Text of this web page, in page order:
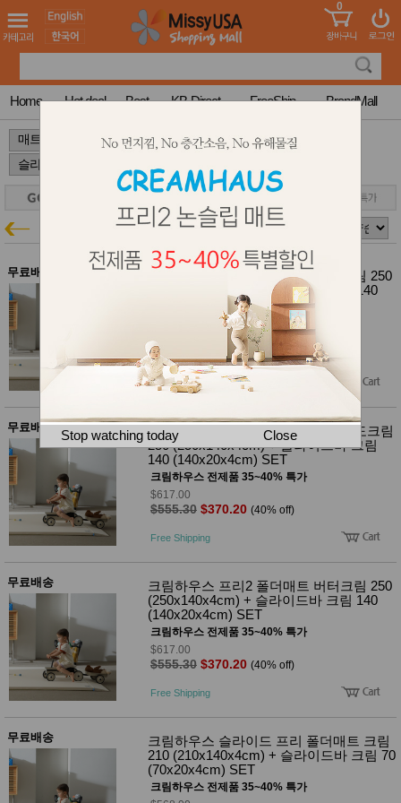
도 어린이
청소년
컬러링
북
한국학
습지
미국학
습지
고국배
건 홍삼전
드
품
Diet/여
성용품
메이크
어/염색
바디케
어/향수
남성화
장품
품
전
자
주방가
전
계절/생
활가전
건강가
전
주
방
명품식
기브랜
보관용
기
조리용
주방소
MissyShop
Login
0
Home Hot deal Best KB-Direct FreeShip BrandMall
Stop watching today Close
> >
슬라이드바 세트 매트특가
무료배송
크림하우스 프리2 폴더매트 모카크림 250
(250x140x4cm) + 슬라이드바 크림 140
(140x20x4cm) SET
크림하우스 전제품 35~40% 특가
$617.00
$555.30 $370.20 (40% off)
Free Shipping
무료배송
크림하우스 프리2 폴더매트 아보카도크림
250 (250x140x4cm) + 슬라이드바 크림
140 (140x20x4cm) SET
크림하우스 전제품 35~40% 특가
$617.00
$555.30 $370.20 (40% off)
Free Shipping
무료배송
크림하우스 프리2 폴더매트 버터크림 250
(250x140x4cm) + 슬라이드바 크림 140
(140x20x4cm) SET
크림하우스 전제품 35~40% 특가
$617.00
$555.30 $370.20 (40% off)
Free Shipping
무료배송
크림하우스 슬라이드 프리 폴더매트 크림
210 (210x140x4cm) + 슬라이드바 크림 70
(70x20x4cm) SET
크림하우스 전제품 35~40% 특가